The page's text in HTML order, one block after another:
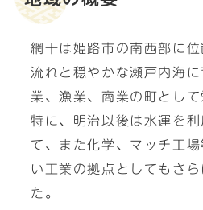
網干は姫路市の南西部に
流れと穏やかな瀬戸内海
業、漁業、商業の町として
特に、明治以後は水運を
て、また化学、マッチ工
い工業の拠点としてもさ
た。